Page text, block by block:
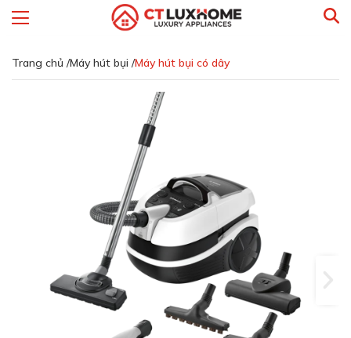
Trang chủ /Máy hút bụi /Máy hút bụi có dây